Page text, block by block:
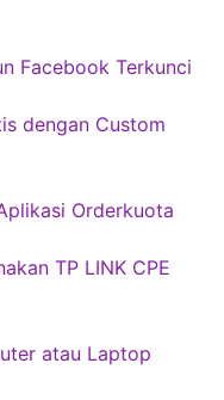
Facebook Terkunci
dengan Custom
Orderkuota
TP LINK CPE
atau Laptop